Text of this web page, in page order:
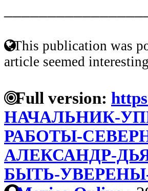
This publication was
article seemed
Full version:
НАЧАЛЬНИК-
РАБОТЫ-
АЛЕКСАНДР-
БЫТЬ-